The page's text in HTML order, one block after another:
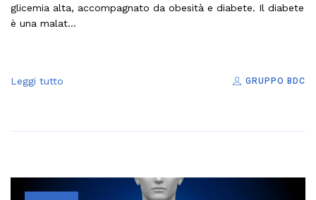
glicemia alta, accompagnato da obesità e diabete. Il diabete
è una malat...
Leggi tutto GRUPPO BDC